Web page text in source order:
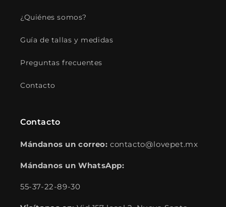
¿Quiénes somos?
Guía de tallas y medidas
Preguntas frecuentes
Contacto
Contacto
Mándanos un correo: contacto@lovepet.mx
Mándanos un WhatsApp:
55-37-22-89-30